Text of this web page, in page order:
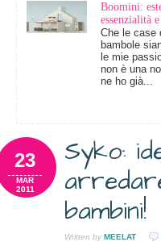
Boomini:
essenzialità
Che le case
bambole
le mie
non è una
ne ho già...
Syko:
bambini!
23
MAR
2011
Written by MEELAT